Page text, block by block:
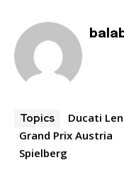
Topics Ducati
Grand Prix Austria
Spielberg